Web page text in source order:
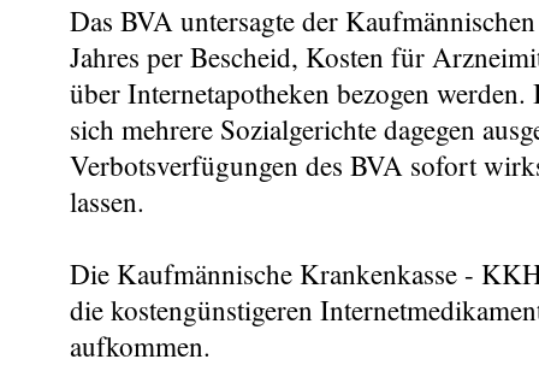
Das BVA untersagte der
Jahres per Bescheid, Kosten für
über Internetapotheken bezogen werden.
sich mehrere Sozialgerichte dagegen
Verbotsverfügungen des BVA sofort
lassen.
Die Kaufmännische Krankenkasse -
die kostengünstigeren
aufkommen.